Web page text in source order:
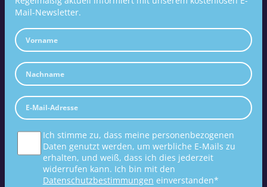
Mail-Newsletter.
Ich stimme zu, dass meine personenbezogenen
Daten genutzt werden, um werbliche E-Mails zu
erhalten, und weiß, dass ich dies jederzeit
widerrufen kann. Ich bin mit den
Datenschutzbestimmungen einverstanden*